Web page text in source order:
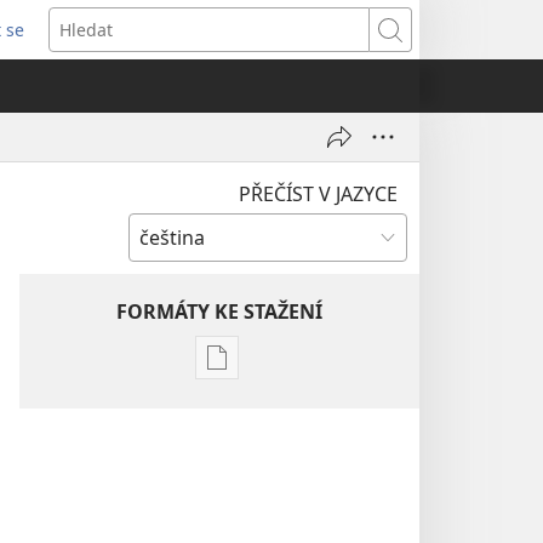
se
Hledat
PŘEČÍST V JAZYCE
FORMÁTY KE STAŽENÍ
Formáty